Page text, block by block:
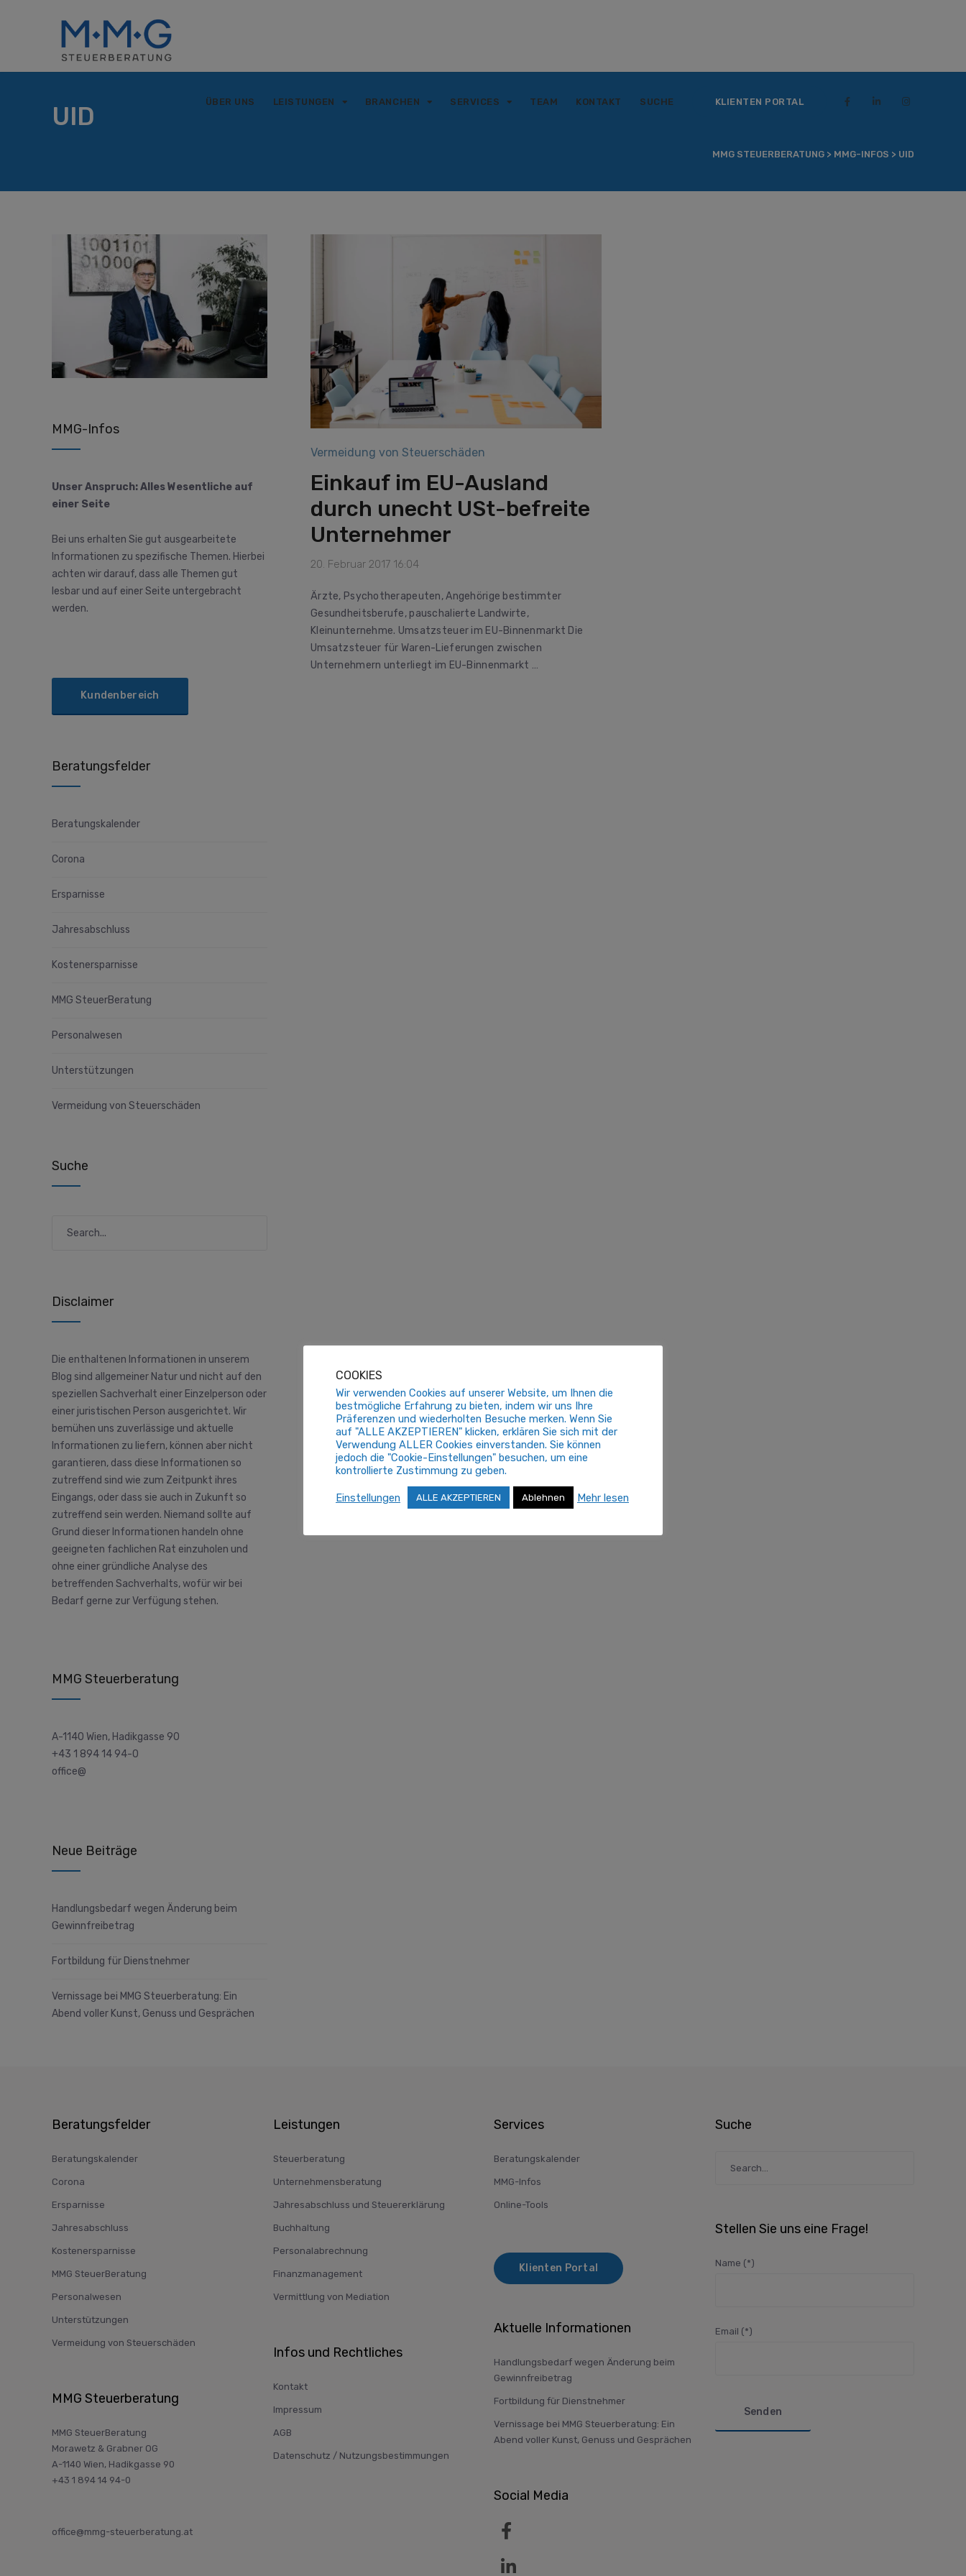
ÜBER UNS LEISTUNGEN BRANCHEN SERVICES TEAM KONTAKT SUCHE KLIENTEN PORTAL
UID
MMG STEUERBERATUNG > MMG-INFOS > UID
Vermeidung von Steuerschäden
Einkauf im EU-Ausland
durch unecht USt-befreite
Unternehmer
20. Februar 2017 16:04
Ärzte, Psychotherapeuten, Angehörige bestimmter
Gesundheitsberufe, pauschalierte Landwirte,
Kleinunternehme. Umsatzsteuer im EU-Binnenmarkt Die
Umsatzsteuer für Waren-Lieferungen zwischen
Unternehmern unterliegt im EU-Binnenmarkt …
MMG-Infos
Unser Anspruch: Alles Wesentliche auf
einer Seite
Bei uns erhalten Sie gut ausgearbeitete
Informationen zu spezifische Themen. Hierbei
achten wir darauf, dass alle Themen gut
lesbar und auf einer Seite untergebracht
werden.
Kundenbereich
Beratungsfelder
Beratungskalender
Corona
Ersparnisse
Jahresabschluss
Kostenersparnisse
MMG SteuerBeratung
Personalwesen
Unterstützungen
Vermeidung von Steuerschäden
Suche
Disclaimer
Die enthaltenen Informationen in unserem
Blog sind allgemeiner Natur und nicht auf den
speziellen Sachverhalt einer Einzelperson oder
einer juristischen Person ausgerichtet. Wir
bemühen uns zuverlässige und aktuelle
Informationen zu liefern, können aber nicht
garantieren, dass diese Informationen so
zutreffend sind wie zum Zeitpunkt ihres
Eingangs, oder dass sie auch in Zukunft so
zutreffend sein werden. Niemand sollte auf
Grund dieser Informationen handeln ohne
geeigneten fachlichen Rat einzuholen und
ohne einer gründliche Analyse des
betreffenden Sachverhalts, wofür wir bei
Bedarf gerne zur Verfügung stehen.
MMG Steuerberatung
A-1140 Wien, Hadikgasse 90
+43 1 894 14 94-0
office@
Neue Beiträge
Handlungsbedarf wegen Änderung beim
Gewinnfreibetrag
Fortbildung für Dienstnehmer
Vernissage bei MMG Steuerberatung: Ein
Abend voller Kunst, Genuss und Gesprächen
Beratungsfelder
Beratungskalender
Corona
Ersparnisse
Jahresabschluss
Kostenersparnisse
MMG SteuerBeratung
Personalwesen
Unterstützungen
Vermeidung von Steuerschäden
MMG Steuerberatung
MMG SteuerBeratung
Morawetz & Grabner OG
A-1140 Wien, Hadikgasse 90
+43 1 894 14 94-0
office@mmg-steuerberatung.at
Leistungen
Steuerberatung
Unternehmensberatung
Jahresabschluss und Steuererklärung
Buchhaltung
Personalabrechnung
Finanzmanagement
Vermittlung von Mediation
Infos und Rechtliches
Kontakt
Impressum
AGB
Datenschutz / Nutzungsbestimmungen
Services
Beratungskalender
MMG-Infos
Online-Tools
Klienten Portal
Aktuelle Informationen
Handlungsbedarf wegen Änderung beim
Gewinnfreibetrag
Fortbildung für Dienstnehmer
Vernissage bei MMG Steuerberatung: Ein
Abend voller Kunst, Genuss und Gesprächen
Social Media
Suche
Stellen Sie uns eine Frage!
Name (*)
Email (*)
COOKIES
Wir verwenden Cookies auf unserer Website, um Ihnen die
bestmögliche Erfahrung zu bieten, indem wir uns Ihre
Präferenzen und wiederholten Besuche merken. Wenn Sie
auf "ALLE AKZEPTIEREN" klicken, erklären Sie sich mit der
Verwendung ALLER Cookies einverstanden. Sie können
jedoch die "Cookie-Einstellungen" besuchen, um eine
kontrollierte Zustimmung zu geben.
Einstellungen ALLE AKZEPTIEREN Ablehnen Mehr lesen